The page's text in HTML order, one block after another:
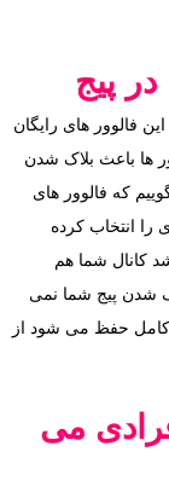
پیج
فالوور های رایگان
ها باعث بلاک شدن
که فالوور های
انتخاب کرده
کانال شما هم
شدن پیج شما نمی
کامل حفظ می شود از
می